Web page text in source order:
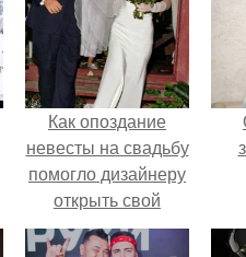
Как опоздание
невесты на свадьбу
помогло дизайнеру
открыть свой
бренд.